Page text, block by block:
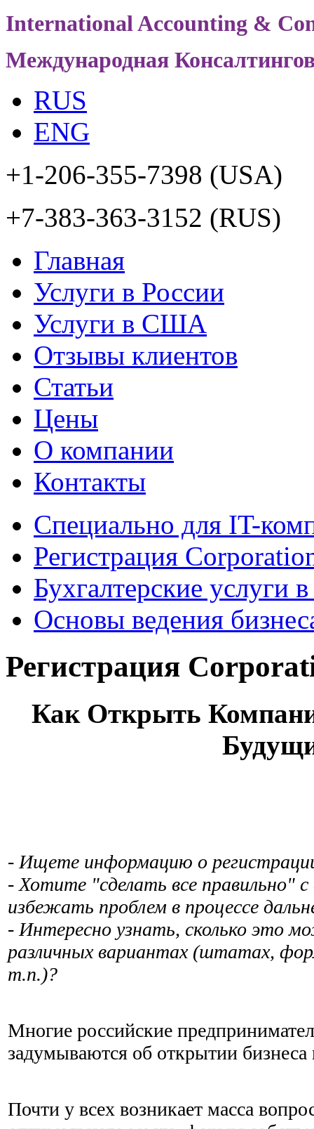
International Accounting &
Международная
RUS
ENG
+1-206-355-7398 (USA)
+7-383-363-3152 (RUS)
Главная
Услуги в России
Услуги в США
Отзывы клиентов
Статьи
Цены
О компании
Контакты
Специально для IT-
Регистрация
Бухгалтерские
Основы ведения
Регистрация
Как Открыть
- Ищете информацию о
- Хотите "сделать все правильно"
избежать проблем в процессе
- Интересно узнать, сколько это
различных вариантах (штатах,
т.п.)?
Многие российские
задумываются об открытии
Почти у всех возникает масса